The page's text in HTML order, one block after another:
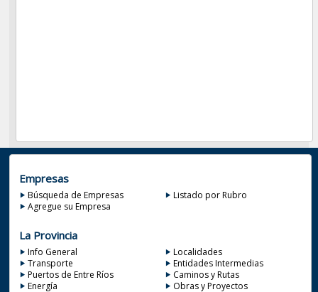
Empresas
Búsqueda de Empresas
Listado por Rubro
Agregue su Empresa
La Provincia
Info General
Localidades
Transporte
Entidades Intermedias
Puertos de Entre Ríos
Caminos y Rutas
Energía
Obras y Proyectos